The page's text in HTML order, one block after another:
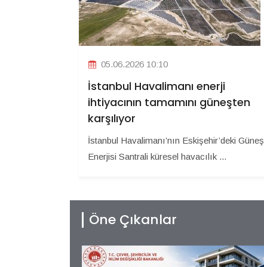
05.06.2026 10:10
İstanbul Havalimanı enerji
ihtiyacının tamamını güneşten
karşılıyor
İstanbul Havalimanı’nın Eskişehir’deki Güneş
Enerjisi Santrali küresel havacılık ...
Öne Çıkanlar